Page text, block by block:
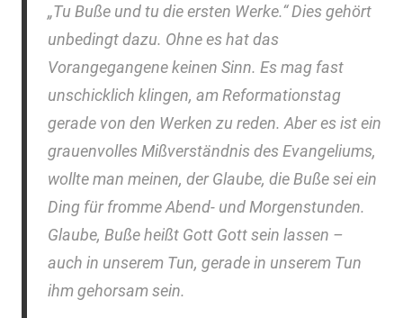
„Tu Buße und tu die ersten Werke.“ Dies gehört
unbedingt dazu. Ohne es hat das
Vorangegangene keinen Sinn. Es mag fast
unschicklich klingen, am Reformationstag
gerade von den Werken zu reden. Aber es ist ein
grauenvolles Mißverständnis des Evangeliums,
wollte man meinen, der Glaube, die Buße sei ein
Ding für fromme Abend- und Morgenstunden.
Glaube, Buße heißt Gott Gott sein lassen –
auch in unserem Tun, gerade in unserem Tun
ihm gehorsam sein.